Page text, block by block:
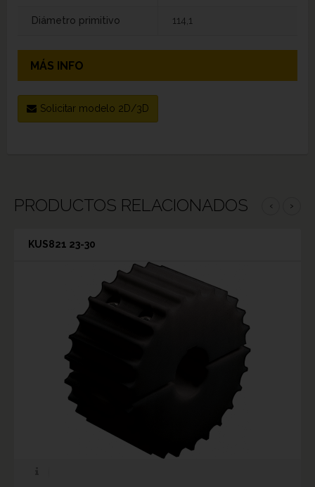
Diámetro primitivo 114,1
MÁS INFO
Solicitar modelo 2D/3D
PRODUCTOS RELACIONADOS ‹ ›
KUS821 23-30